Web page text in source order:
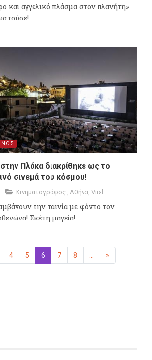
και αγγελικό πλάσμα στον πλανήτη»
Πλάκα διακρίθηκε ως το
σινεμά του κόσμου!
Κινηματογράφος , Αθήνα, Viral
την ταινία με φόντο τον
Σκέτη μαγεία!
4 5 6 (επιλεγμένη)
7 8 »